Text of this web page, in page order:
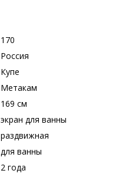
170
Россия
Купе
Метакам
169 см
экран для ванны
раздвижная
для ванны
2 года